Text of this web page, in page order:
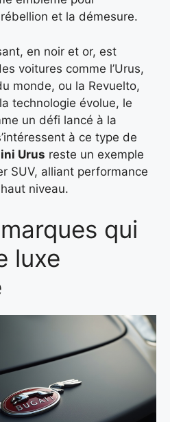
et la démesure.
en noir et or, est
voitures comme l’Urus,
monde, ou la Revuelto,
technologie évolue, le
un défi lancé à la
à ce type de
Urus reste un exemple
SUV, alliant performance
niveau.
qui
luxe